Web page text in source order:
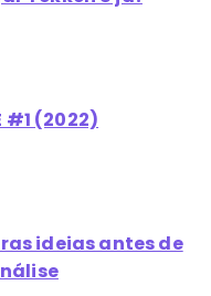
#1 (2022)
ideias antes de